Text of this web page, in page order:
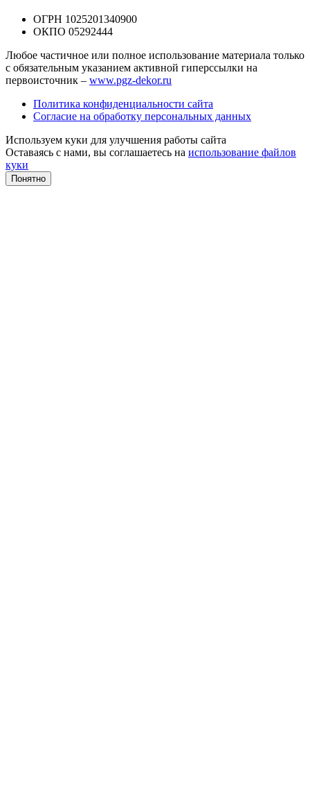
ОГРН 1025201340900
ОКПО 05292444
Любое частичное или полное использование материала только
с обязательным указанием активной гиперссылки на
первоисточник – www.pgz-dekor.ru
Политика конфиденциальности сайта
Согласие на обработку персональных данных
Используем куки для улучшения работы сайта
Оставаясь с нами, вы соглашаетесь на использование файлов
куки
Понятно